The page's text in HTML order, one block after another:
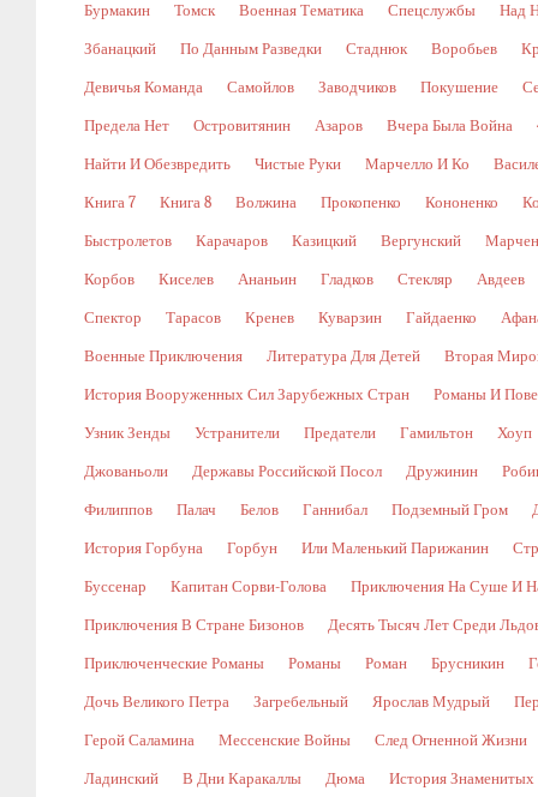
Бурмакин Томск Военная Тематика Спецслужбы Над
Збанацкий По Данным Разведки Стаднюк Воробьев
Девичья Команда Самойлов Заводчиков Покушение
Предела Нет Островитянин Азаров Вчера Была Война
Найти И Обезвредить Чистые Руки Марчелло И Ко
Книга 7 Книга 8 Волжина Прокопенко Кононенко
Быстролетов Карачаров Казицкий Вергунский
Корбов Киселев Ананьин Гладков Стекляр Авдеев
Спектор Тарасов Кренев Куварзин Гайдаенко
Военные Приключения Литература Для Детей Вторая
История Вооруженных Сил Зарубежных Стран Романы И
Узник Зенды Устранители Предатели Гамильтон Хоуп
Джованьоли Державы Российской Посол Дружинин
Филиппов Палач Белов Ганнибал Подземный Гром
История Горбуна Горбун Или Маленький Парижанин
Буссенар Капитан Сорви-Голова Приключения На Суше И
Приключения В Стране Бизонов Десять Тысяч Лет Среди
Приключенческие Романы Романы Роман Брусникин
Дочь Великого Петра Загребельный Ярослав Мудрый
Герой Саламина Мессенские Войны След Огненной Жизни
Ладинский В Дни Каракаллы Дюма История Знаменитых